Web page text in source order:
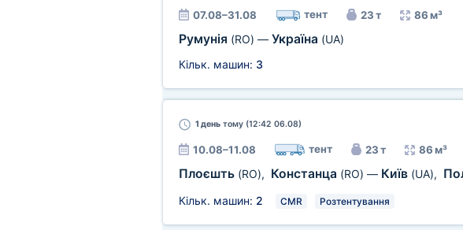
07.08–31.08 тент 23 т 86 м³
Румунія (RO) — Україна (UA)
Кільк. машин: 3
1 деньтому (12:42 06.08)
10.08–11.08 тент 23 т 86 м³
Плоєшть (RO), Констанца (RO) — Київ (UA),
Кільк. машин: 2 CMR Розтентування